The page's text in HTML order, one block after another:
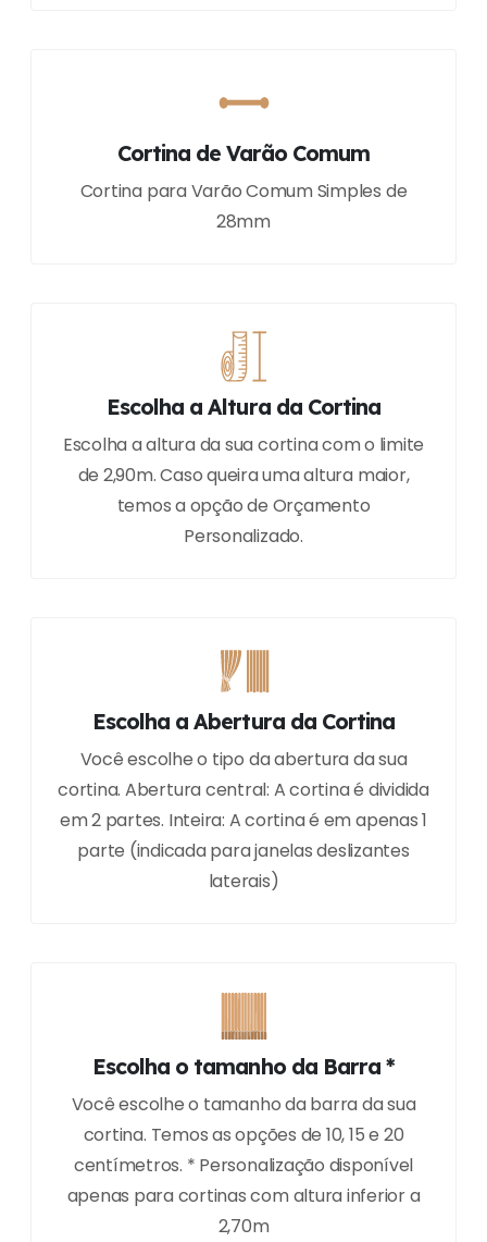
Cortina de Varão Comum
Cortina para Varão Comum Simples de
28mm
Escolha a Altura da Cortina
Escolha a altura da sua cortina com o limite
de 2,90m. Caso queira uma altura maior,
temos a opção de Orçamento
Personalizado.
Escolha a Abertura da Cortina
Você escolhe o tipo da abertura da sua
cortina. Abertura central: A cortina é dividida
em 2 partes. Inteira: A cortina é em apenas 1
parte (indicada para janelas deslizantes
laterais)
Escolha o tamanho da Barra *
Você escolhe o tamanho da barra da sua
cortina. Temos as opções de 10, 15 e 20
centímetros. * Personalização disponível
apenas para cortinas com altura inferior a
2,70m